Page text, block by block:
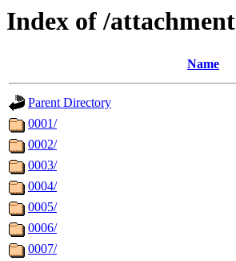
Index of /attachment
Name
Parent Directory
0001/
0002/
0003/
0004/
0005/
0006/
0007/